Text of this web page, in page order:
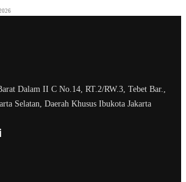
Dalam II C No.14, RT.2/RW.3, Tebet Bar.,
Selatan, Daerah Khusus Ibukota Jakarta